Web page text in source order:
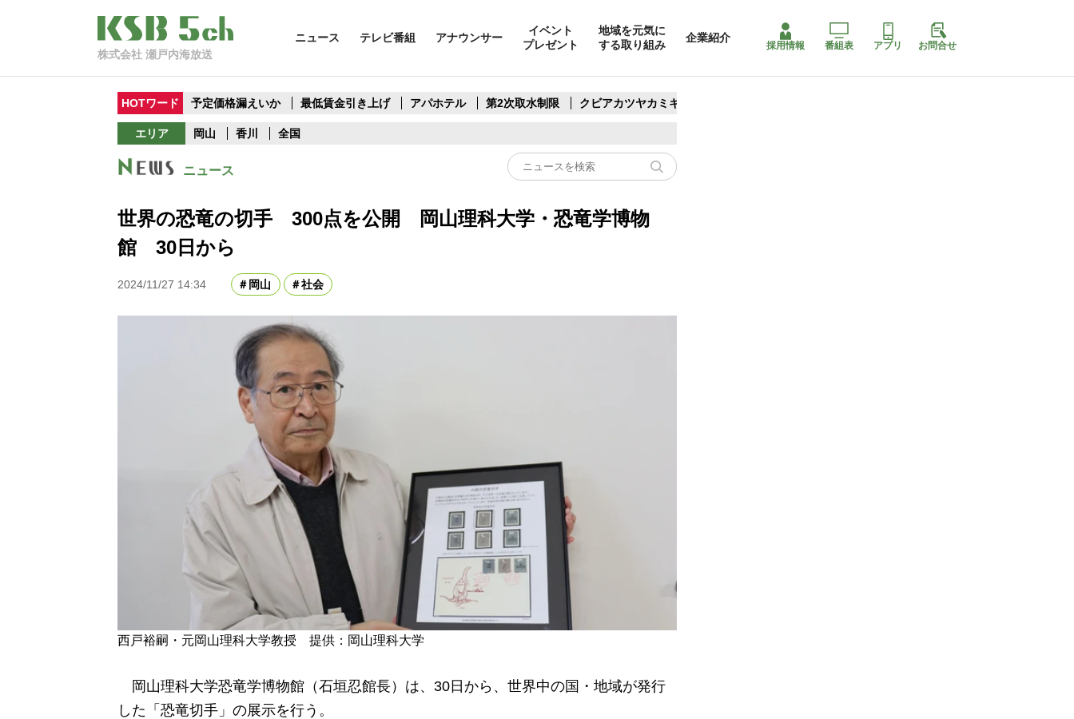
株式会社 瀬戸内海放送
ニュース テレビ番組 アナウンサー
イベント
プレゼント
地域を元気に
する取り組み
企業紹介
採用情報 番組表 アプリ お問合せ
HOTワード 予定価格漏えいか 最低賃金引き上げ アパホテル 第2次取水制限 クビアカツヤカミキリ
エリア 岡山 香川 全国
ニュース
世界の恐竜の切手 300点を公開 岡山理科大学・恐竜学博物
館 30日から
2024/11/27 14:34 岡山 社会
西戸裕嗣・元岡山理科大学教授 提供：岡山理科大学
岡山理科大学恐竜学博物館（石垣忍館長）は、30日から、世界中の国・地域が発行
した「恐竜切手」の展示を行う。